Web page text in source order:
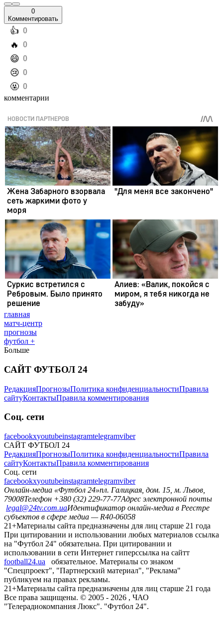
0
Комментировать
️👍 0
️🔥 0
️😄 0
️😢 0
️🤬 0
комментарии
главная
матч-центр
прогнозы
футбол +
Больше
САЙТ ФУТБОЛ 24
РедакцияПрогнозыПолитика конфиденциальностиПравила
сайтуКонтактыПравила комментирования
Соц. сети
facebookxyoutubeinstagramtelegramviber
САЙТ ФУТБОЛ 24
РедакцияПрогнозыПолитика конфиденциальностиПравила
сайтуКонтактыПравила комментирования
Соц. сети
facebookxyoutubeinstagramtelegramviber
Онлайн-медиа «Футбол 24»пл. Галицкая, дом. 15, м. Львов,
79008Телефон +380 (32) 229-77-77Адрес электронной почты
legal@24tv.com.uaИдентификатор онлайн-медиа в Реестре
субъектов в сфере медиа — R40-06058
21+Материалы сайта предназначены для лиц старше 21 года
При цитировании и использовании любых материалов ссылка
на "Футбол 24" обязательна. При цитировании и
использовании в сети Интернет гиперссылка на сайтт
football24.ua
обязательное. Материалы со знаком
"Спецпроект", "Партнерский материал", "Реклама"
публикуем на правах рекламы.
21+Материалы сайта предназначены для лиц старше 21 года
Все права защищены. © 2005 - 2026 , ЧАО
"Телерадиокомпания Люкс". "Футбол 24".